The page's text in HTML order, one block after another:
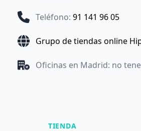
Teléfono: 91 141 96 05
Grupo de tiendas online
Oficinas en Madrid: no
TIENDA